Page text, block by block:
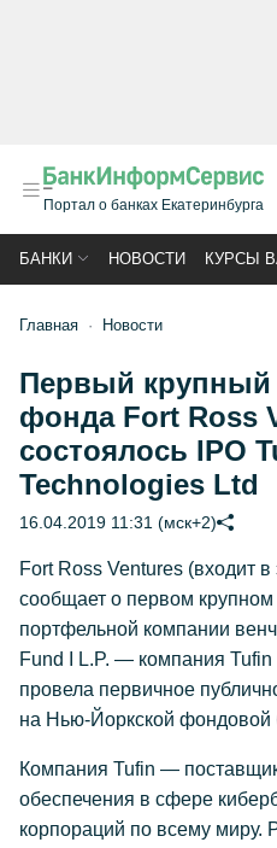
Портал о банках Екатеринбурга
БАНКИ НОВОСТИ КУРСЫ
Главная Новости
Первый крупный
фонда Fort Ross
состоялось IPO
Technologies Ltd
16.04.2019 11:31 (мск+2)
Fort Ross Ventures (входит
сообщает о первом крупном
портфельной компании
Fund I L.P. — компания
провела первичное
на Нью-Йоркской фондовой
Компания Tufin —
обеспечения в сфере
корпораций по всему миру.